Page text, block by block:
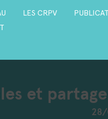
LES CRPV
et